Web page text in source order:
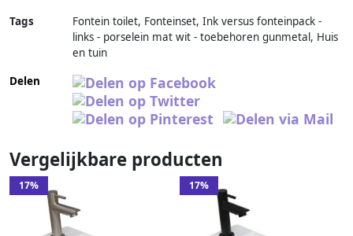
Tags
Fontein toilet, Fonteinset, Ink versus fonteinpack -
links - porselein mat wit - toebehoren gunmetal, Huis
en tuin
Delen
Vergelijkbare producten
17% 17%